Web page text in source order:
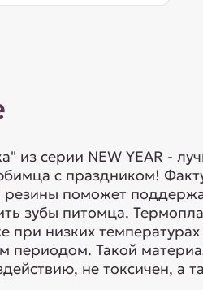
из серии NEW YEAR -
с праздником!
резины поможет
зубы питомца.
при низких
периодом. Такой
не токсичен, а